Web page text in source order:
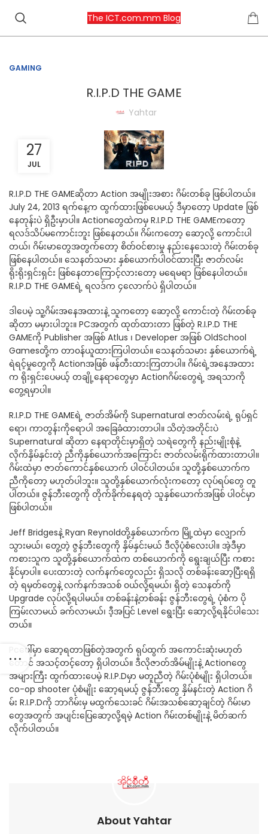
The ICT.com.mm Blog
GAMING
R.I.P.D THE GAME
Yahtar
27
JUL
R.I.P.D THE GAMEဆိုတာ Action အမျိုးအစား ဂိမ်းတစ်ခု ဖြစ်ပါတယ်။
July 24, 2013 ရက်နေ့က ထွက်ထားဖြစ်ပေမယ့် ဒီမှာတော့ Update ဖြစ်
နေတုန်းပဲ ရှိဦးမှာပါ။ Actionတွေထဲကမှ R.I.P.D THE GAMEကတော့
ရလဒ်သိပ်မကောင်းဘူး ဖြစ်နေတယ်။ ဂိမ်းကတော့ ဆော့လို့ ကောင်းပါ
တယ်၊ ဂိမ်းမာတွေအတွက်တော့ စိတ်၀င်စားမှု နည်းနေသေးတဲ့ ဂိမ်းတစ်ခု
ဖြစ်နေပါတယ်။ သေနတ်သမား နှစ်ယောက်ပါ၀င်ထားပြီး ဇာတ်လမ်း
ရိုးရိုးရှင်းရှင်း ဖြစ်နေတာကြောင့်လားတော့ မရေမရာ ဖြစ်နေပါတယ်။
R.I.P.D THE GAMEရဲ့ ရလဒ်က ၄လောက်ပဲ ရှိပါတယ်။
ဒါပေမဲ့ သူ့ဂိမ်းအနေအထားနဲ့ သူကတော့ ဆော့လို့ ကောင်းတဲ့ ဂိမ်းတစ်ခု
ဆိုတာ မမှားပါဘူး။ PCအတွက် ထုတ်ထားတာ ဖြစ်တဲ့ R.I.P.D THE
GAMEကို Publisher အဖြစ် Atlus ၊ Developer အဖြစ် OldSchool
Gamesတို့က တာ၀န်ယူထားကြပါတယ်။ သေနတ်သမား နှစ်ယောက်ရဲ့
ရဲရင့်မှုတွေကို Actionအဖြစ် ဖန်တီးထားကြတာပါ။ ဂိမ်းရဲ့အနေအထား
က ရိုးရှင်းပေမယ့် တချို့နေရာတွေမှာ Actionဂိမ်းတွေရဲ့ အရသာကို
တွေ့ရမှာပါ။
R.I.P.D THE GAMEရဲ့ ဇာတ်အိမ်ကို Supernatural ဇာတ်လမ်းရဲ့ ရုပ်ရှင်
ရော၊ ကာတွန်းကိုရောပါ အခြေခံထားတာပါ။ သိတဲ့အတိုင်းပဲ
Supernatural ဆိုတာ နေရာတိုင်းမှာရှိတဲ့ သရဲတွေကို နည်းမျိုးစုံနဲ့
လိုက်နှိမ်နှင်းတဲ့ ညီကိုနှစ်ယောက်အကြောင်း ဇာတ်လမ်းရိုက်ထားတာပါ။
ဂိမ်းထဲမှာ ဇာတ်ကောင်နှစ်ယောက် ပါ၀င်ပါတယ်။ သူတို့နှစ်ယောက်က
ညီကိုတော့ မဟုတ်ပါဘူး။ သူတို့နှစ်ယောက်လုံးကတော့ လုပ်ရပ်တွေ တူ
ပါတယ်။ ဇွန်ဘီးတွေကို တိုက်ခိုက်နေရတဲ့ သူနှစ်ယောက်အဖြစ် ပါ၀င်မှာ
ဖြစ်ပါတယ်။
Jeff Bridgesနဲ့ Ryan Reynoldတို့နှစ်ယောက်က မြို့ထဲမှာ လျှောက်
သွားမယ်၊ တွေ့တဲ့ ဇွန်ဘီးတွေကို နှိမ်နှင်းမယ် ဒီလိုပုံစံလေးပါ။ အဲ့ဒီမှာ
ကစားသူက သူတို့နှစ်ယောက်ထဲက တစ်ယောက်ကို ရွေးချယ်ပြီး ကစား
နိုင်မှာပါ။ ပေးထားတဲ့ လက်နက်တွေလည်း ရှိသလို တစ်ခန်းဆော့ပြီးရရှိ
တဲ့ ရမှတ်တွေနဲ့ လက်နက်အသစ် ၀ယ်လို့ရမယ်၊ ရှိတဲ့ သေနတ်ကို
Upgrade လုပ်လို့ရပါမယ်။ တစ်ခန်းနဲ့တစ်ခန်း ဇွန်ဘီးတွေရဲ့ ပုံစံက ပို
ကြမ်းလာမယ် ခက်လာမယ်၊ ဒီ့အပြင် Level ရွေးပြီး ဆော့လို့ရနိုင်ပါသေး
တယ်။
Pcပေါ်မှာ ဆော့ရတာဖြစ်တဲ့အတွက် ရုပ်ထွက် အကောင်းဆုံးမဟုတ်
တောင် အသင့်တင့်တော့ ရှိပါတယ်။ ဒီလိုဇာတ်အိမ်မျိုးနဲ့ Actionတွေ
အများကြီး ထွက်ထားပေမဲ့ R.I.P.Dမှာ မတူညီတဲ့ ဂိမ်းပုံစံမျိုး ရှိပါတယ်။
co-op shooter ပုံစံမျိုး ဆော့ရမယ့် ဇွန်ဘီးတွေ နှိမ်နင်းတဲ့ Action ဂိ
မ်း R.I.P.Dကို ဘာဂိမ်းမှ မထွက်သေးခင် ဂိမ်းအသစ်ဆော့ချင်တဲ့ ဂိမ်းမာ
တွေအတွက် အပျင်းပြေဆော့လို့ရမဲ့ Action ဂိမ်းတစ်မျိုးနဲ့ မိတ်ဆက်
လိုက်ပါတယ်။
About Yahtar